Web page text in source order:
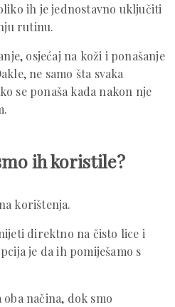
ih je jednostavno uključiti
rutinu.
osjećaj na koži i ponašanje
ne samo šta svaka
se ponaša kada nakon nje
ih koristile?
korištenja.
direktno na čisto lice i
je da ih pomiješamo s
načina, dok smo